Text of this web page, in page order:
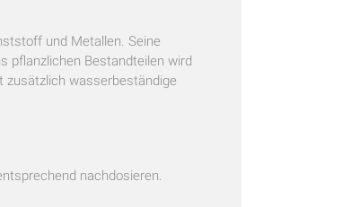
und Metallen. Seine
pflanzlichen Bestandteilen wird
zusätzlich wasserbeständige
nachdosieren.